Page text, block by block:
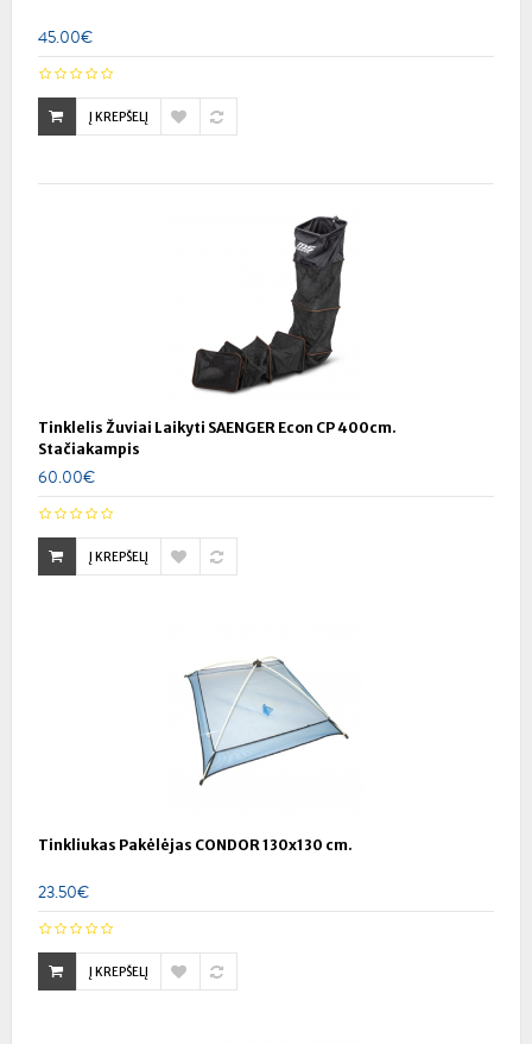
45.00€
Į KREPŠELĮ
Tinklelis Žuviai Laikyti SAENGER Econ CP 400cm.
Stačiakampis
60.00€
Į KREPŠELĮ
Tinkliukas Pakėlėjas CONDOR 130x130 cm.
23.50€
Į KREPŠELĮ